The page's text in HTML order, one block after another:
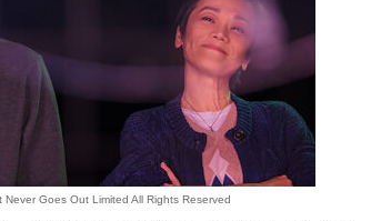
Never Goes Out Limited All Rights Reserved